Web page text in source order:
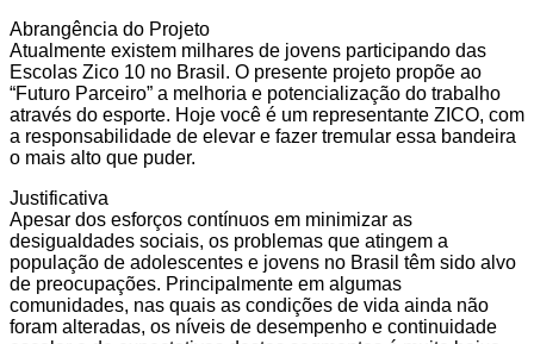
Abrangência do Projeto
Atualmente existem milhares de jovens participando das
Escolas Zico 10 no Brasil. O presente projeto propõe ao
“Futuro Parceiro” a melhoria e potencialização do trabalho
através do esporte. Hoje você é um representante ZICO, com
a responsabilidade de elevar e fazer tremular essa bandeira
o mais alto que puder.
Justificativa
Apesar dos esforços contínuos em minimizar as
desigualdades sociais, os problemas que atingem a
população de adolescentes e jovens no Brasil têm sido alvo
de preocupações. Principalmente em algumas
comunidades, nas quais as condições de vida ainda não
foram alteradas, os níveis de desempenho e continuidade